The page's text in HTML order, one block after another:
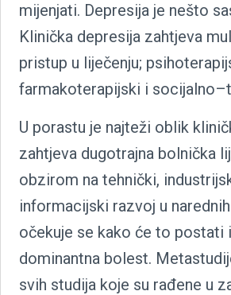
mijenjati. Depresija je nešto
Klinička depresija zahtjeva
pristup u liječenju;
farmakoterapijski i
U porastu je najteži oblik
zahtjeva dugotrajna bolnička
obzirom na tehnički,
informacijski razvoj u
očekuje se kako će to postati
dominantna bolest.
svih studija koje su rađene u